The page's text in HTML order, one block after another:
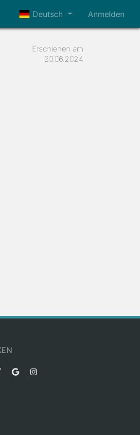
Deutsch Anmelden
Erschienen am
20.06.2024